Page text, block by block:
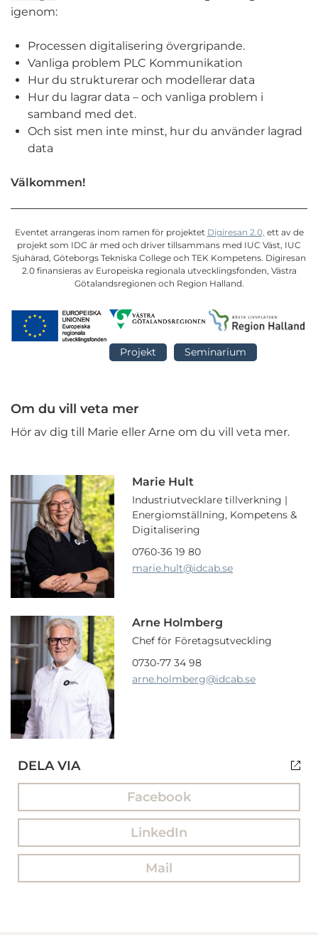
igenom:
Processen digitalisering övergripande.
Vanliga problem PLC Kommunikation
Hur du strukturerar och modellerar data
Hur du lagrar data – och vanliga problem i
samband med det.
Och sist men inte minst, hur du använder lagrad
data
Välkommen!
Eventet arrangeras inom ramen för projektet Digiresan 2.0, ett av de
projekt som IDC är med och driver tillsammans med IUC Väst, IUC
Sjuhärad, Göteborgs Tekniska College och TEK Kompetens. Digiresan
2.0 finansieras av Europeiska regionala utvecklingsfonden, Västra
Götalandsregionen och Region Halland.
Projekt Seminarium
Om du vill veta mer
Hör av dig till Marie eller Arne om du vill veta mer.
Marie Hult
Industriutvecklare tillverkning |
Energiomställning, Kompetens &
Digitalisering
0760-36 19 80
marie.hult@idcab.se
Arne Holmberg
Chef för Företagsutveckling
0730-77 34 98
arne.holmberg@idcab.se
DELA VIA
Facebook
LinkedIn
Mail